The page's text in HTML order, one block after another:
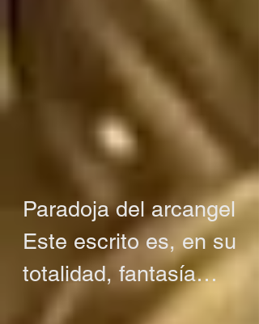
Paradoja del arcangel
Este escrito es, en su
totalidad, fantasía
O tal vez no es